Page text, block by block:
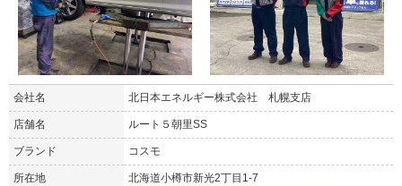
会社名 北日本エネルギー株式会社 札幌支店
店舗名 ルート５朝里SS
ブランド コスモ
所在地
北海道小樽市新光2丁目1-7